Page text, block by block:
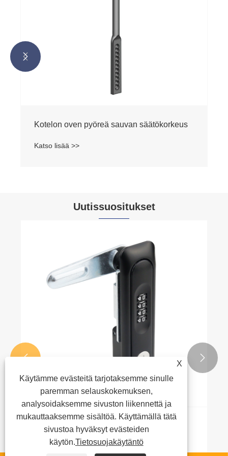
Kotelon pyöreä


Uutissuositukset
Kuinka tankojen ohjauslukot tulevat
suosituiksi ohjaus- ja suojausskenaarioissa
niiden ydinetujen kanssa?
Katso lisää >>
 
X
Käytämme evästeitä tarjotaksemme sinulle
paremman selauskokemuksen,
analysoidaksemme sivuston liikennettä ja
mukauttaaksemme sisältöä. Käyttämällä tätä
sivustoa hyväksyt evästeiden
käytön.Tietosuojakäytäntö